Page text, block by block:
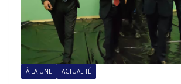
À LA UNE ACTUALITÉ